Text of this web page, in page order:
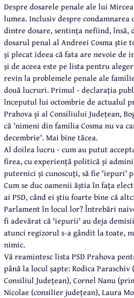
Despre dosarele penale ale lui
lumea. Inclusiv despre
dintre dosare, sentința nefiind, însă,
dosarul penal al Andreei Cosma știe
și plecat ideea că fata are nevoie de
și de aceea este pe lista pentru
revin la problemele penale ale
două lucruri. Primul - declarația
începutul lui octombrie de actualul
Prahova și al Consiliului Județean,
că 'nimeni din familia Cosma nu va
decembrie'. Mai bine tăcea.
Al doilea lucru - cum au putut
firea, cu experiență politică și
puternici și cunoscuți, să fie 'iepuri'
Cum se duc oamenii ăștia în fața
ai PSD, când ei știu foarte bine că
Parlament în locul lor? Întrebări
fi adevărat că 'iepurii' au deja
atunci regizorul s-a gândit la toate,
nimic.
Vă reamintesc lista PSD Prahova
până la locul șapte: Rodica
Consiliul Județean), Cornel Nanu
Nicolae (consilier județean), Laura